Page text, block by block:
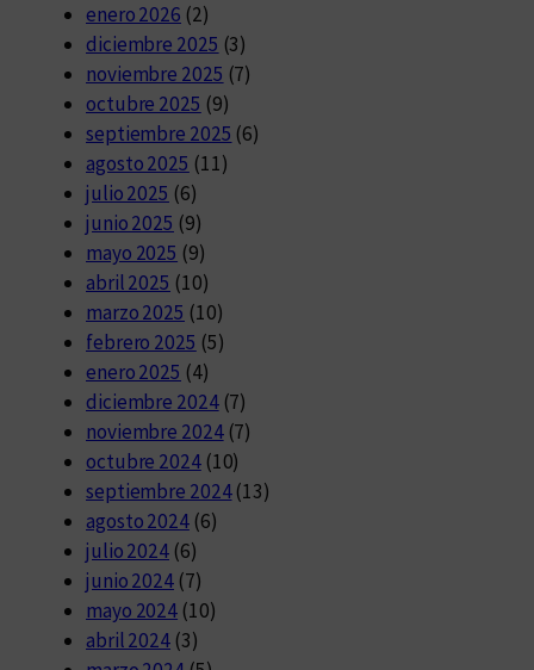
enero 2026 (2)
diciembre 2025 (3)
noviembre 2025 (7)
octubre 2025 (9)
septiembre 2025 (6)
agosto 2025 (11)
julio 2025 (6)
junio 2025 (9)
mayo 2025 (9)
abril 2025 (10)
marzo 2025 (10)
febrero 2025 (5)
enero 2025 (4)
diciembre 2024(7)
noviembre 2024(7)
octubre 2024(10)
septiembre 2024(13)
agosto 2024(6)
julio 2024 (6)
junio 2024 (7)
mayo 2024 (10)
abril 2024 (3)